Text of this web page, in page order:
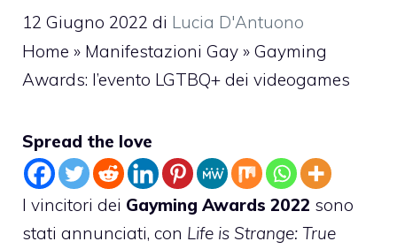
12 Giugno 2022 di Lucia D'Antuono
Home » Manifestazioni Gay » Gayming
Awards: l’evento LGTBQ+ dei videogames
Spread the love
I vincitori dei Gayming Awards 2022 sono
stati annunciati, con Life is Strange: True